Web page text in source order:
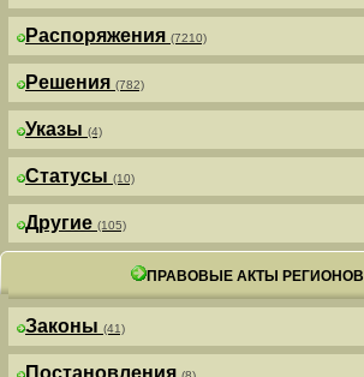
Распоряжения (7210)
Решения (782)
Указы (4)
Статусы (10)
Другие (105)
ПРАВОВЫЕ АКТЫ РЕГИОНОВ
Законы (41)
Постановления